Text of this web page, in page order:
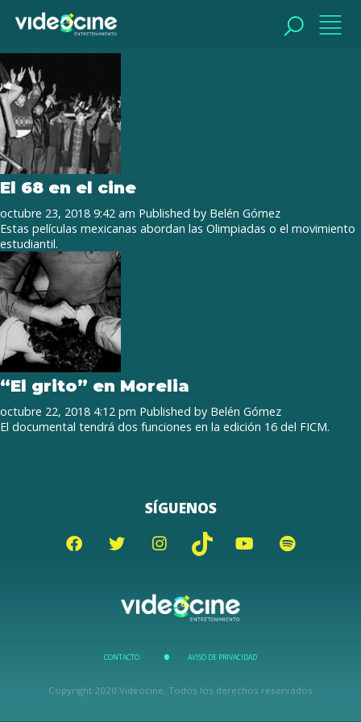
Tag Archive: Leobardo López
Arretche
El 68 en el cine
octubre 23, 2018 9:42 am Published by Belén Gómez
Estas películas mexicanas abordan las Olimpiadas o el movimiento
estudiantil.
“El grito” en Morelia
octubre 22, 2018 4:12 pm Published by Belén Gómez
El documental tendrá dos funciones en la edición 16 del FICM.
SÍGUENOS
CONTACTO AVISO DE PRIVACIDAD
Copyright 2020 Videocine. Todos los derechos reservados